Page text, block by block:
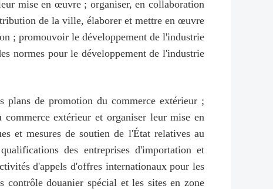
mise en œuvre ; organiser, en collaboration
de la ville, élaborer et mettre en œuvre
; promouvoir le développement de l'industrie
normes pour le développement de l'industrie
plans de promotion du commerce extérieur ;
extérieur et organiser leur mise en
et mesures de soutien de l'État relatives au
des entreprises d'importation et
d'appels d'offres internationaux pour les
contrôle douanier spécial et les sites en zone